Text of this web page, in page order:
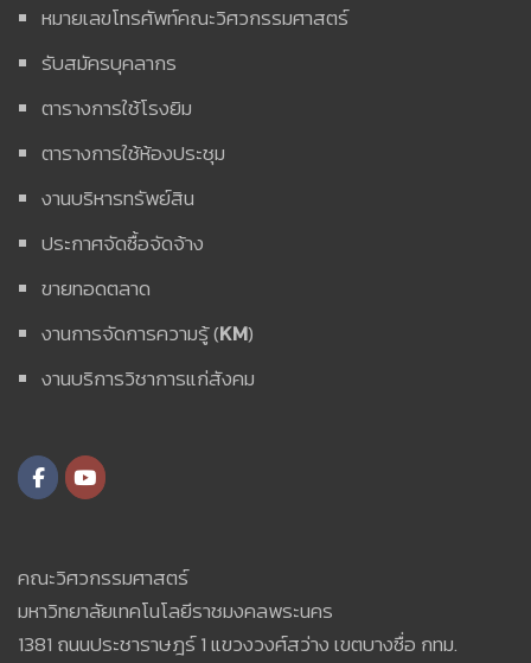
หมายเลขโทรศัพท์คณะวิศวกรรมศาสตร์
รับสมัครบุคลากร
ตารางการใช้โรงยิม
ตารางการใช้ห้องประชุม
งานบริหารทรัพย์สิน
ประกาศจัดซื้อจัดจ้าง
ขายทอดตลาด
งานการจัดการความรู้ (KM)
งานบริการวิชาการแก่สังคม
คณะวิศวกรรมศาสตร์
มหาวิทยาลัยเทคโนโลยีราชมงคลพระนคร
1381 ถนนประชาราษฎร์ 1 แขวงวงศ์สว่าง เขตบางซื่อ กทม.